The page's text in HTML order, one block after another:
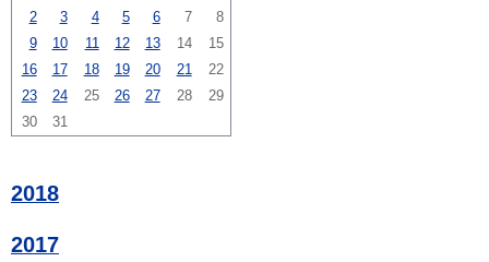
2
3 4 5 6 7
8
9
10 11 12 13 14
15
16
17 18 19 20 21
22
23
24 25 26 27 28
29
30
31
2018
2017